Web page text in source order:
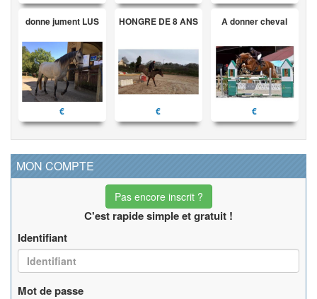
donne jument LUS
€
HONGRE DE 8 ANS
€
A donner cheval
€
MON COMPTE
Pas encore inscrit ?
C'est rapide simple et gratuit !
Identifiant
Mot de passe